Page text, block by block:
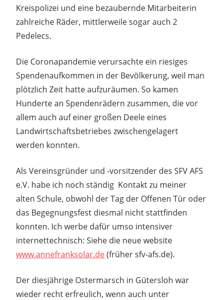
Kreispolizei und eine bezaubernde Mitarbeiterin
zahlreiche Räder, mittlerweile sogar auch 2
Pedelecs.
Die Coronapandemie verursachte ein riesiges
Spendenaufkommen in der Bevölkerung, weil man
plötzlich Zeit hatte aufzuräumen. So kamen
Hunderte an Spendenrädern zusammen, die vor
allem auch auf einer großen Deele eines
Landwirtschaftsbetriebes zwischengelagert
werden konnten.
Als Vereinsgründer und -vorsitzender des SFV AFS
e.V. habe ich noch ständig Kontakt zu meiner
alten Schule, obwohl der Tag der Offenen Tür oder
das Begegnungsfest diesmal nicht stattfinden
konnten. Ich werbe dafür umso intensiver
internettechnisch: Siehe die neue website
www.annefranksolar.de(früher sfv-afs.de).
Der diesjährige Ostermarsch in Gütersloh war
wieder recht erfreulich, wenn auch unter